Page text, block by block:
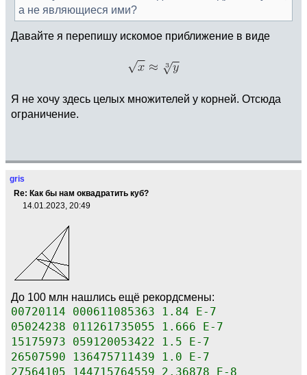
а не являющиеся ими?
Давайте я перепишу искомое приближение в виде
Я не хочу здесь целых множителей у корней. Отсюда
ограничение.
gris
Re: Как бы нам оквадратить куб?
14.01.2023, 20:49
До 100 млн нашлись ещё рекордсмены:
00720114 000611085363 1.84 E-7
05024238 011261735055 1.666 E-7
15175973 059120053422 1.5 E-7
26507590 136475711439 1.0 E-7
27564105 144715764559 2.36878 E-8